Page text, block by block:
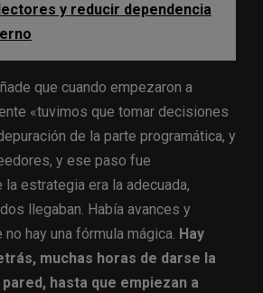
y reducir dependencia
que cuando empezaron a
«tuvimos que tomar decisiones
de la parte programática, y
y ese paso fue
estrategia era la adecuada,
llegaban. Había avances y
hay una fórmula mágica. Hay
muchas horas de darse la
hasta que empiezan a